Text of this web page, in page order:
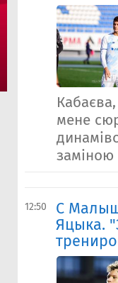
мене
12:50
С
Яцыка.